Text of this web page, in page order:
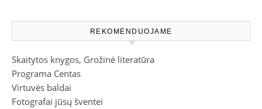
REKOMENDUOJAME
Skaitytos knygos, Grožinė literatūra
Programa Centas
Virtuvės baldai
Fotografai jūsų šventei